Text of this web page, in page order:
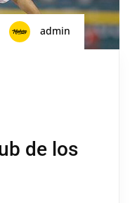
admin
de los